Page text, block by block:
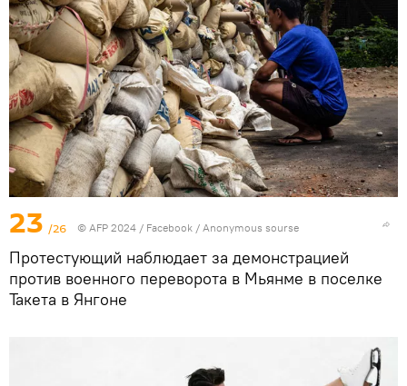
23 /26 © AFP 2024 / Facebook / Anonymous sourse
Протестующий наблюдает за демонстрацией
против военного переворота в Мьянме в поселке
Такета в Янгоне